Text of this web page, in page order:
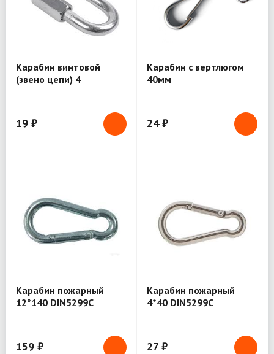
Карабин винтовой
(звено цепи) 4
19 ₽
Карабин с вертлюгом
40мм
24 ₽
Карабин пожарный
12*140 DIN5299С
159 ₽
Карабин пожарный
4*40 DIN5299С
27 ₽